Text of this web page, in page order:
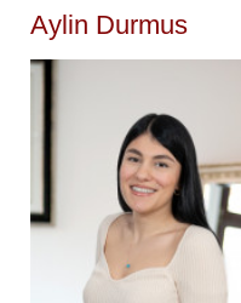
Aylin Durmus